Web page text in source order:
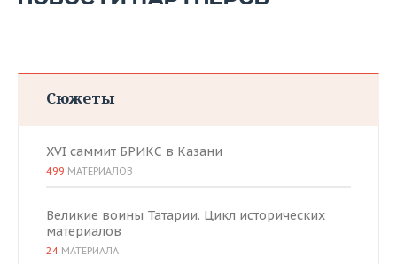
Сюжеты
XVI саммит БРИКС в Казани
499 МАТЕРИАЛОВ
Великие воины Татарии. Цикл исторических
материалов
24 МАТЕРИАЛА